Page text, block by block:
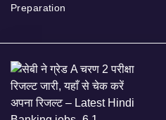
Preparation